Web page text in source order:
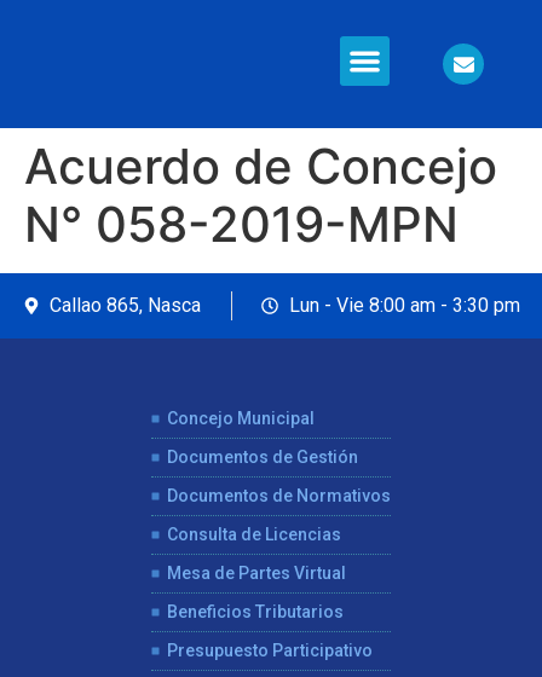
Acuerdo de Concejo
N° 058-2019-MPN
Callao 865, Nasca Lun - Vie 8:00 am - 3:30 pm
Concejo Municipal
Documentos de Gestión
Documentos de Normativos
Consulta de Licencias
Mesa de Partes Virtual
Beneficios Tributarios
Presupuesto Participativo